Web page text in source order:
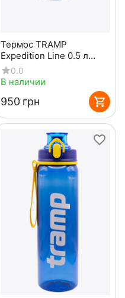
Термос TRAMP
Expedition Line 0.5 л
Olive
0.0
В наличии
‍950‍ грн